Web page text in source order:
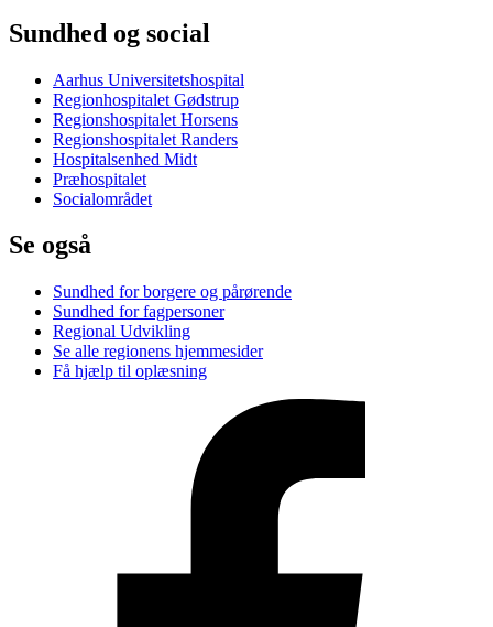
Sundhed og social
Aarhus Universitetshospital
Regionhospitalet Gødstrup
Regionshospitalet Horsens
Regionshospitalet Randers
Hospitalsenhed Midt
Præhospitalet
Socialområdet
Se også
Sundhed for borgere og pårørende
Sundhed for fagpersoner
Regional Udvikling
Se alle regionens hjemmesider
Få hjælp til oplæsning